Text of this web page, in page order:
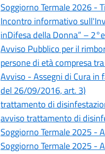
Soggiorno Termale 2026 -
Incontro informativo
inDifesa della Donna” –
Avviso Pubblico per il
persone di età compresa
Avviso - Assegni di Cura in
del 26/09/2016, art. 3)
trattamento di
avviso trattamento di
Soggiorno Termale 2025 -
Soggiorno Termale 2025 -